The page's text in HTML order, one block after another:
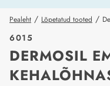
Pealeht / Lõpetatud tooted /
6015
DERMOSIL